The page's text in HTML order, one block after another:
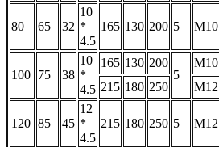
80 65 32
10
*
4.5
165 130 200 5 M10
100 75 38
10
*
4.5
165 130 200
5
M10
215 180 250 M12
120 85 45
12
*
4.5
215 180 250 5 M12